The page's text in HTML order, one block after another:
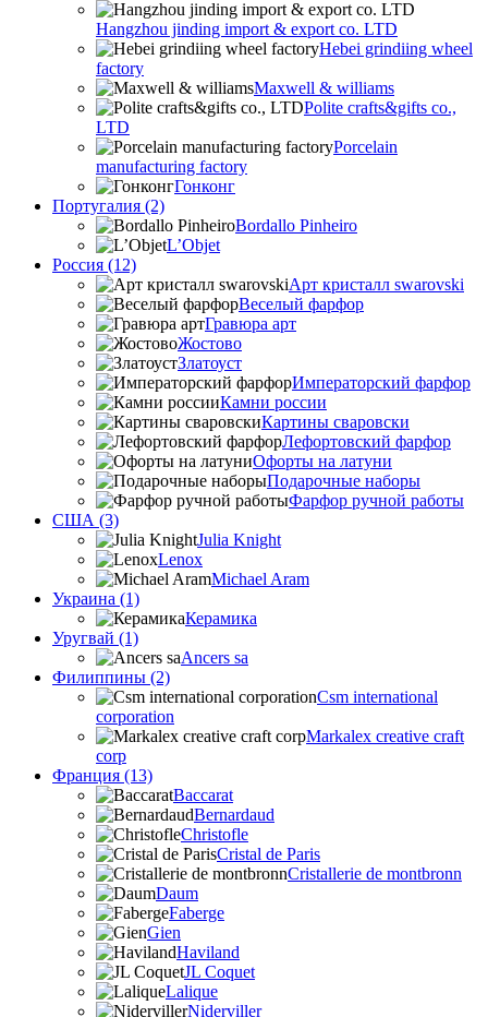
Hangzhou jinding import & export co. LTD
Hebei grindiing wheel
factory
Maxwell & williams
Polite crafts&gifts co.,
LTD
Porcelain
manufacturing factory
Гонконг
Португалия (2)
Bordallo Pinheiro
L’Objet
Россия (12)
Арт кристалл swarovski
Веселый фарфор
Гравюра арт
Жостово
Златоуст
Императорский фарфор
Камни россии
Картины сваровски
Лефортовский фарфор
Офорты на латуни
Подарочные наборы
Фарфор ручной работы
США (3)
Julia Knight
Lenox
Michael Aram
Украина (1)
Керамика
Уругвай (1)
Ancers sa
Филиппины (2)
Csm international
corporation
Markalex creative craft
corp
Франция (13)
Baccarat
Bernardaud
Christofle
Cristal de Paris
Cristallerie de montbronn
Daum
Faberge
Gien
Haviland
JL Coquet
Lalique
Niderviller